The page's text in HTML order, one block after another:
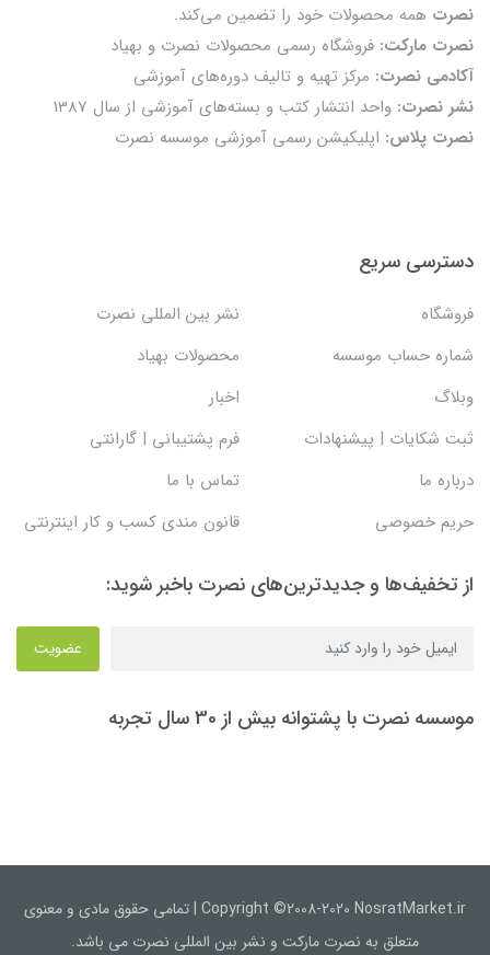
نصرت همه محصولات خود را تضمين می‌كند.
نصرت مارکت: فروشگاه رسمی محصولات نصرت و بهیاد
آکادمی نصرت: مرکز تهیه و تالیف دوره‌های آموزشی
نشر نصرت: واحد انتشار کتب و بسته‌های آموزشی از سال 1387
نصرت پلاس: اپلیکیشن رسمی آموزشی موسسه نصرت
دسترسی سریع
فروشگاه
نشر بین المللی نصرت
شماره حساب موسسه
محصولات بهیاد
وبلاگ
اخبار
ثبت شکایات | پیشنهادات
فرم پشتیبانی | گارانتی
درباره ما
تماس با ما
حریم خصوصی
قانون مندی کسب و کار اینترنتی
از تخفیف‌ها و جدیدترین‌های نصرت باخبر شوید:
عضویت
موسسه نصرت با پشتوانه بیش از 30 سال تجربه
Copyright ©2008-2020 NosratMarket.ir | تمامی حقوق مادی و معنوی
متعلق به نصرت مارکت و نشر بین المللی نصرت می باشد.